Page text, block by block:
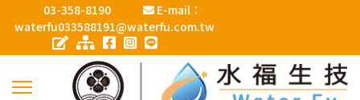
03-358-8190
E-mail：
waterfu033588191@waterfu.com.tw